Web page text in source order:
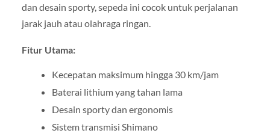
dan desain sporty, sepeda ini cocok untuk perjalanan
jarak jauh atau olahraga ringan.
Fitur Utama:
Kecepatan maksimum hingga 30 km/jam
Baterai lithium yang tahan lama
Desain sporty dan ergonomis
Sistem transmisi Shimano